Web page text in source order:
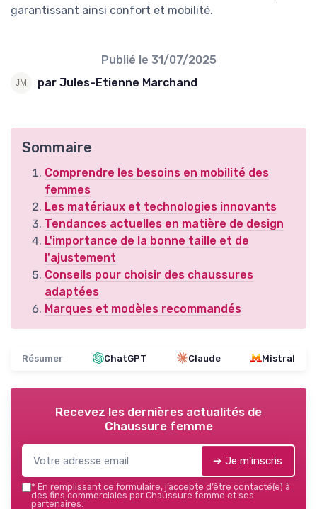
garantissant ainsi confort et mobilité.
Publié le 31/07/2025
par Jules-Etienne Marchand
Sommaire
Comprendre les besoins en mobilité des
femmes
Les matériaux et technologies innovants
Tendances actuelles en matière de design
L'importance de la bonne taille et de
l'ajustement
Conseils pour choisir des chaussures
adaptées
Marques et modèles recommandés
Résumer ChatGPT Claude Mistral
Recevez les dernières actualités de
Chaussure femme
➔ Je m'inscris
* En remplissant ce formulaire, j’accepte d’être contacté(e) à
des fins commerciales par Chaussure femme et ses
partenaires.